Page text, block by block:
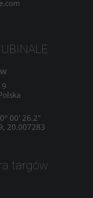
targów
9
00' 26.2"
20.007283